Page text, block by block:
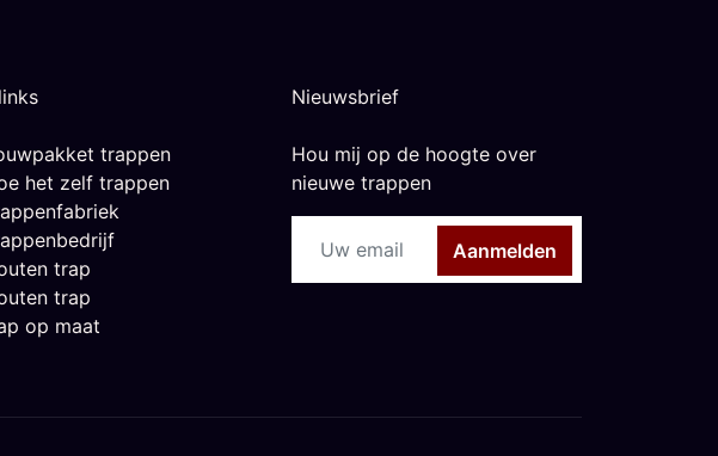
trappen
het zelf trappen
trap
trap
op maat
Nieuwsbrief
Hou mij op de hoogte over
nieuwe trappen
Aanmelden